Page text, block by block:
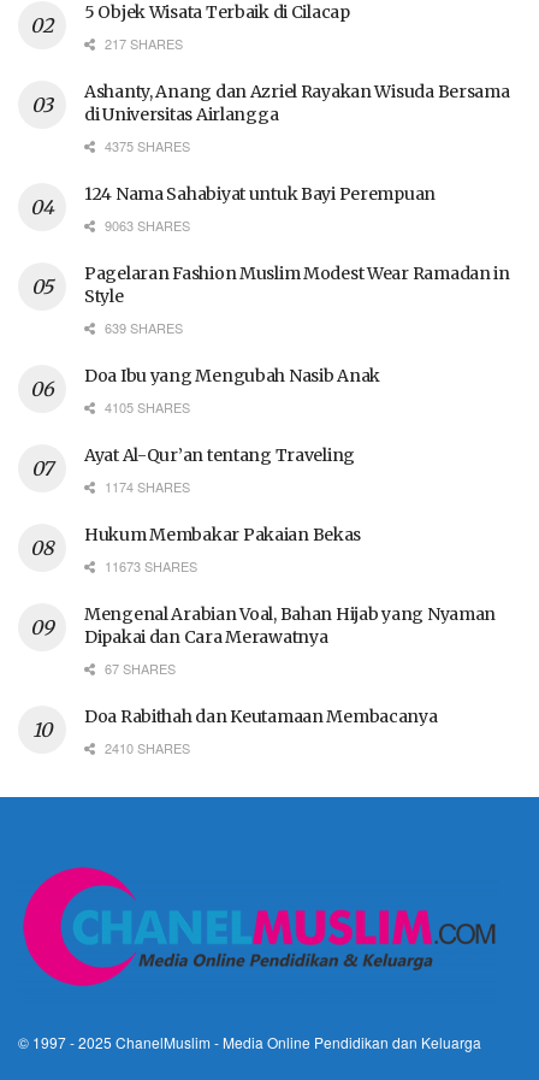
5 Objek Wisata Terbaik di Cilacap
217 SHARES
Ashanty, Anang dan Azriel Rayakan Wisuda Bersama
di Universitas Airlangga
4375 SHARES
124 Nama Sahabiyat untuk Bayi Perempuan
9063 SHARES
Pagelaran Fashion Muslim Modest Wear Ramadan in
Style
639 SHARES
Doa Ibu yang Mengubah Nasib Anak
4105 SHARES
Ayat Al-Qur’an tentang Traveling
1174 SHARES
Hukum Membakar Pakaian Bekas
11673 SHARES
Mengenal Arabian Voal, Bahan Hijab yang Nyaman
Dipakai dan Cara Merawatnya
67 SHARES
Doa Rabithah dan Keutamaan Membacanya
2410 SHARES
© 1997 - 2025 ChanelMuslim - Media Online Pendidikan dan Keluarga